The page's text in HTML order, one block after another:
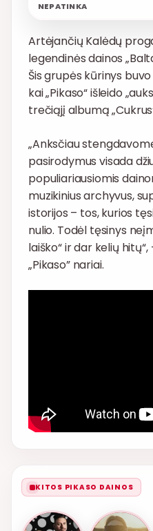
NEPATINKA
Artėjančių Kalėdų
legendinės dainos
Šis grupės kūrinys
kai „Pikaso“ išleido
trečiąjį albumą
„Anksčiau
pasirodymus visada
populiariausiomis
muzikinius archyvus,
istorijos – tos, kurios
nulio. Todėl tęsinys
laiško“ ir dar kelių
„Pikaso” nariai.
KITOS PIKASO DAINOS